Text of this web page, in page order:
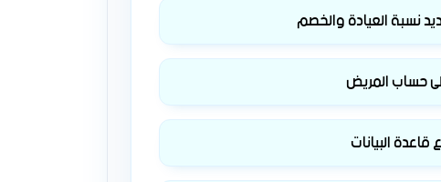
نسبة العيادة والخصم
حساب المريض
البيانات